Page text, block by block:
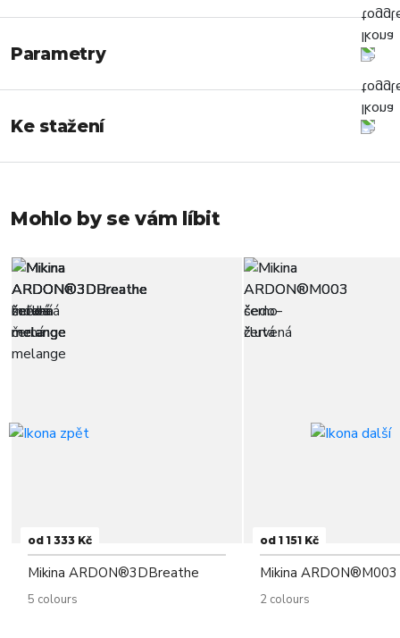
Parametry
Ke stažení
Mohlo by se vám líbit
od 1 333 Kč
Mikina ARDON®3DBreathe
5 colours
od 1 151 Kč
Mikina ARDON®M003
2 colours